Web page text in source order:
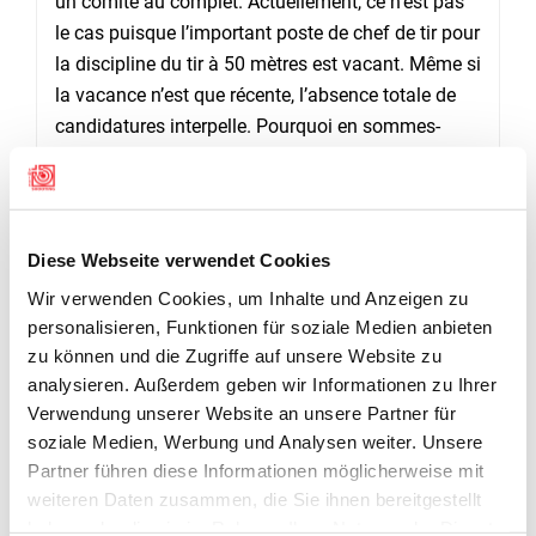
Diese Webseite verwendet Cookies
Wir verwenden Cookies, um Inhalte und Anzeigen zu
personalisieren, Funktionen für soziale Medien anbieten
zu können und die Zugriffe auf unsere Website zu
analysieren. Außerdem geben wir Informationen zu Ihrer
Verwendung unserer Website an unsere Partner für
soziale Medien, Werbung und Analysen weiter. Unsere
Partner führen diese Informationen möglicherweise mit
weiteren Daten zusammen, die Sie ihnen bereitgestellt
le cas puisque l’important poste de chef de tir pour
la discipline du tir à 50 mètres est vacant. Même si
la vacance n’est que récente, l’absence totale de
candidatures interpelle. Pourquoi en sommes-
président cantonal les interpellera à ce sujet
back avec grand intérêt.
La SFTS serait fière de pouvoir continuer à porter
haut le drapeau du tir sportif. Cela serait un signe
que la vie de société a repris des couleurs. Présent
à Chavannes-les-Forts, Didier Castella, président
du Conseil d’Etat, a prêché dans le même sens, en